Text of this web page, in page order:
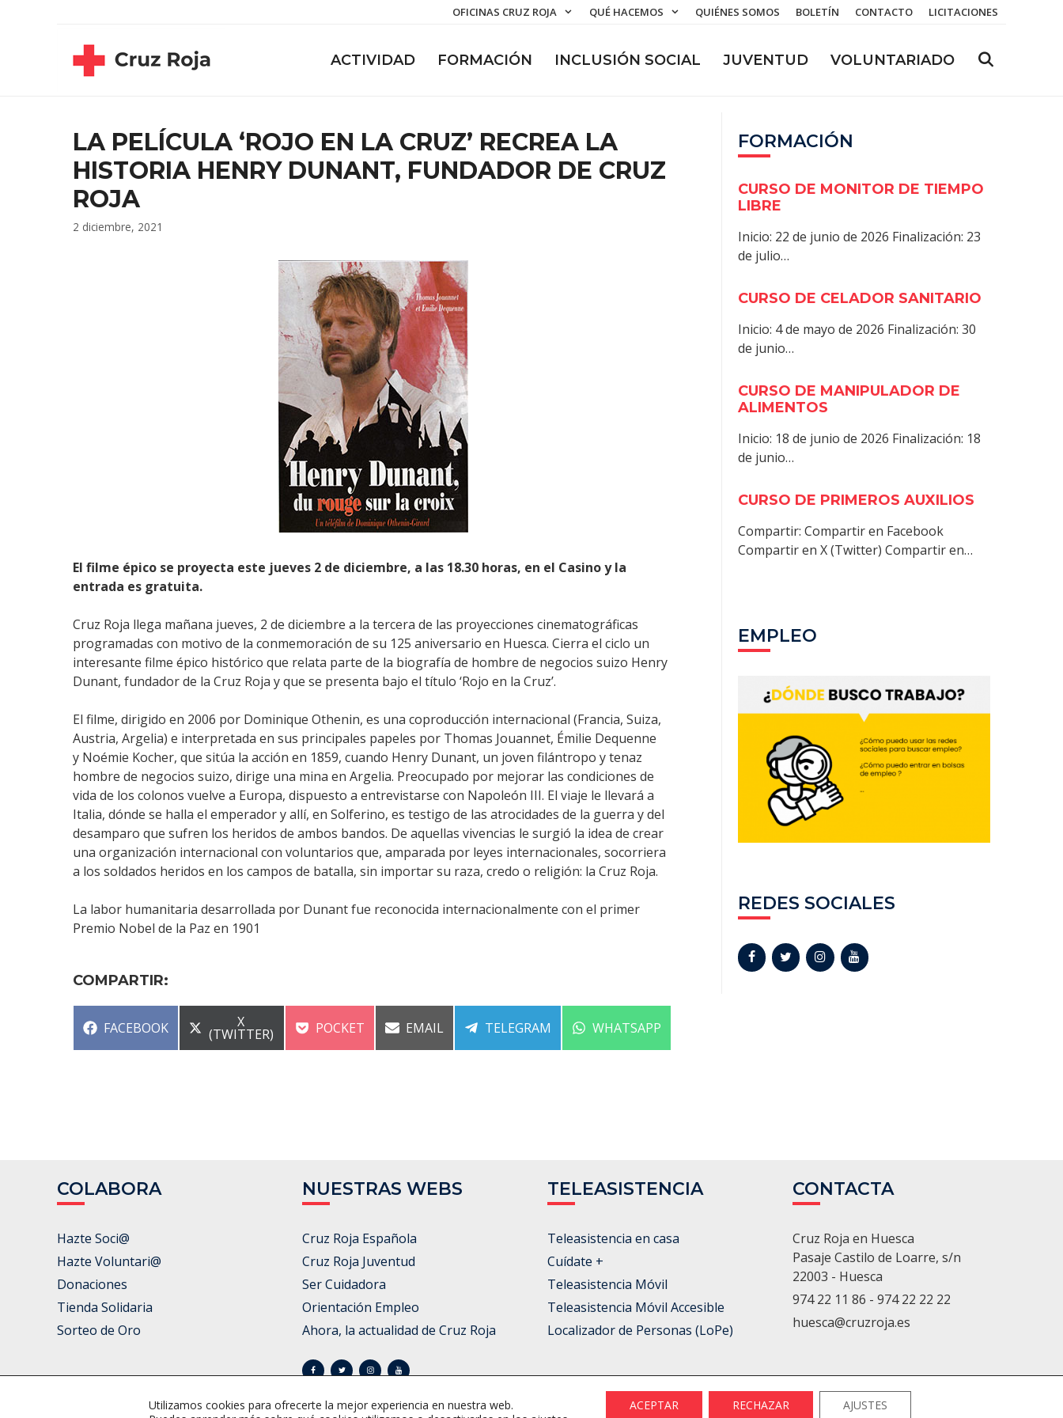
OFICINAS CRUZ ROJA QUÉ HACEMOS QUIÉNES SOMOS BOLETÍN CONTACTO LICITACIONES
ACTIVIDAD FORMACIÓN INCLUSIÓN SOCIAL JUVENTUD VOLUNTARIADO
LA PELÍCULA ‘ROJO EN LA CRUZ’ RECREA LA
HISTORIA HENRY DUNANT, FUNDADOR DE CRUZ
ROJA
2 diciembre, 2021
El filme épico se proyecta este jueves 2 de diciembre, a las 18.30 horas, en el Casino y la
entrada es gratuita.
Cruz Roja llega mañana jueves, 2 de diciembre a la tercera de las proyecciones cinematográficas
programadas con motivo de la conmemoración de su 125 aniversario en Huesca. Cierra el ciclo un
interesante filme épico histórico que relata parte de la biografía de hombre de negocios suizo Henry
Dunant, fundador de la Cruz Roja y que se presenta bajo el título ‘Rojo en la Cruz’.
El filme, dirigido en 2006 por Dominique Othenin, es una coproducción internacional (Francia, Suiza,
Austria, Argelia) e interpretada en sus principales papeles por Thomas Jouannet, Émilie Dequenne
y Noémie Kocher, que sitúa la acción en 1859, cuando Henry Dunant, un joven filántropo y tenaz
hombre de negocios suizo, dirige una mina en Argelia. Preocupado por mejorar las condiciones de
vida de los colonos vuelve a Europa, dispuesto a entrevistarse con Napoleón III. El viaje le llevará a
Italia, dónde se halla el emperador y allí, en Solferino, es testigo de las atrocidades de la guerra y del
desamparo que sufren los heridos de ambos bandos. De aquellas vivencias le surgió la idea de crear
una organización internacional con voluntarios que, amparada por leyes internacionales, socorriera
a los soldados heridos en los campos de batalla, sin importar su raza, credo o religión: la Cruz Roja.
La labor humanitaria desarrollada por Dunant fue reconocida internacionalmente con el primer
Premio Nobel de la Paz en 1901
COMPARTIR:
COMPARTIR
FACEBOOK COMPARTIR
EN
X
(TWITTER) COMPARTIR
POCKET COMPARTIR
EMAIL COMPARTIR
TELEGRAM COMPARTIR
WHATSAPP
FORMACIÓN
CURSO DE MONITOR DE TIEMPO
LIBRE
Inicio: 22 de junio de 2026 Finalización: 23
de julio…
CURSO DE CELADOR SANITARIO
Inicio: 4 de mayo de 2026 Finalización: 30
de junio…
CURSO DE MANIPULADOR DE
ALIMENTOS
Inicio: 18 de junio de 2026 Finalización: 18
de junio…
CURSO DE PRIMEROS AUXILIOS
Compartir: Compartir en Facebook
Compartir en X (Twitter) Compartir en…
EMPLEO
REDES SOCIALES
COLABORA
Hazte Soci@
Hazte Voluntari@
Donaciones
Tienda Solidaria
Sorteo de Oro
NUESTRAS WEBS
Cruz Roja Española
Cruz Roja Juventud
Ser Cuidadora
Orientación Empleo
Ahora, la actualidad de Cruz Roja
TELEASISTENCIA
Teleasistencia en casa
Cuídate +
Teleasistencia Móvil
Teleasistencia Móvil Accesible
Localizador de Personas (LoPe)
CONTACTA
Cruz Roja en Huesca
Pasaje Castilo de Loarre, s/n
22003 - Huesca
974 22 11 86 - 974 22 22 22
huesca@cruzroja.es
Utilizamos cookies para ofrecerte la mejor experiencia en nuestra web.
ACEPTAR RECHAZAR AJUSTES